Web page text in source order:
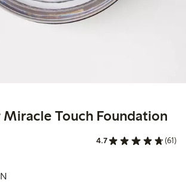
Touch Foundation
4.7 (61)